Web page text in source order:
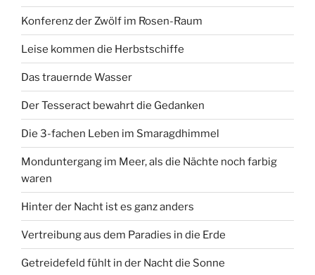
Konferenz der Zwölf im Rosen-Raum
Leise kommen die Herbstschiffe
Das trauernde Wasser
Der Tesseract bewahrt die Gedanken
Die 3-fachen Leben im Smaragdhimmel
Monduntergang im Meer, als die Nächte noch farbig
waren
Hinter der Nacht ist es ganz anders
Vertreibung aus dem Paradies in die Erde
Getreidefeld fühlt in der Nacht die Sonne